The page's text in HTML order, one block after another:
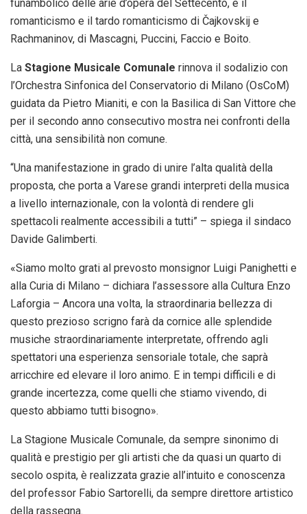
funambolico delle arie d’opera del Settecento, e il
romanticismo e il tardo romanticismo di Čajkovskij e
Rachmaninov, di Mascagni, Puccini, Faccio e Boito.
La Stagione Musicale Comunale rinnova il sodalizio con
l’Orchestra Sinfonica del Conservatorio di Milano (OsCoM)
guidata da Pietro Mianiti, e con la Basilica di San Vittore che
per il secondo anno consecutivo mostra nei confronti della
città, una sensibilità non comune.
“Una manifestazione in grado di unire l’alta qualità della
proposta, che porta a Varese grandi interpreti della musica
a livello internazionale, con la volontà di rendere gli
spettacoli realmente accessibili a tutti” – spiega il sindaco
Davide Galimberti.
«Siamo molto grati al prevosto monsignor Luigi Panighetti e
alla Curia di Milano – dichiara l’assessore alla Cultura Enzo
Laforgia – Ancora una volta, la straordinaria bellezza di
questo prezioso scrigno farà da cornice alle splendide
musiche straordinariamente interpretate, offrendo agli
spettatori una esperienza sensoriale totale, che saprà
arricchire ed elevare il loro animo. E in tempi difficili e di
grande incertezza, come quelli che stiamo vivendo, di
questo abbiamo tutti bisogno».
La Stagione Musicale Comunale, da sempre sinonimo di
qualità e prestigio per gli artisti che da quasi un quarto di
secolo ospita, è realizzata grazie all’intuito e conoscenza
del professor Fabio Sartorelli, da sempre direttore artistico
della rassegna.